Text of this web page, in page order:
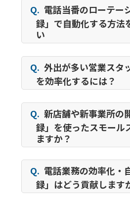
Q. 電話当番のローテー
録」で自動化する方法
い
Q. 外出が多い営業スタ
を効率化するには？
Q. 新店舗や新事業所の
録」を使ったスモール
ますか？
Q. 電話業務の効率化・
録」はどう貢献します